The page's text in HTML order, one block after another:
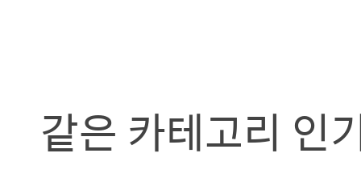
같은 카테고리 인